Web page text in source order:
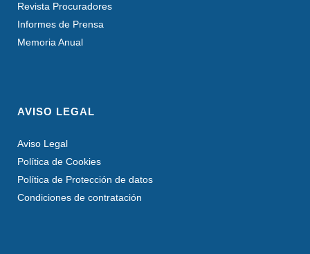
Revista Procuradores
Informes de Prensa
Memoria Anual
AVISO LEGAL
Aviso Legal
Política de Cookies
Política de Protección de datos
Condiciones de contratación